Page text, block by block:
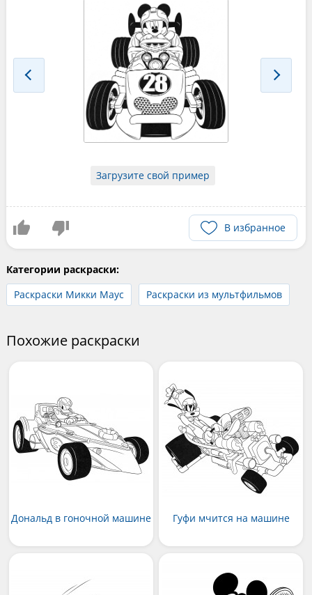
Загрузите свой пример
В избранное
Категории раскраски:
Раскраски Микки Маус
Раскраски из мультфильмов
Похожие раскраски
Дональд в гоночной машине Гуфи мчится на машине